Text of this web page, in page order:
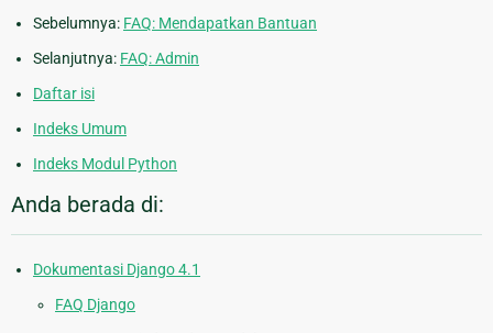
Sebelumnya: FAQ: Mendapatkan Bantuan
Selanjutnya: FAQ: Admin
Daftar isi
Indeks Umum
Indeks Modul Python
Anda berada di:
Dokumentasi Django 4.1
FAQ Django